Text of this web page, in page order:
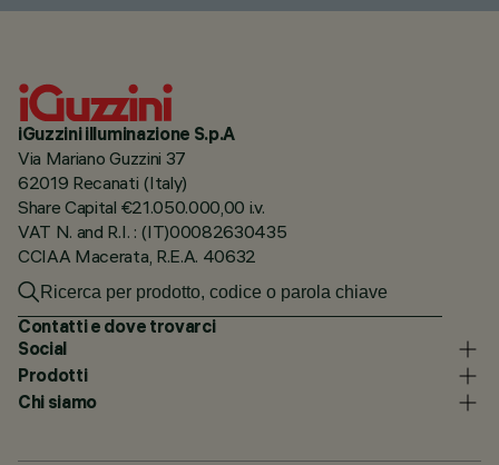
iGuzzini illuminazione S.p.A
Via Mariano Guzzini 37
62019 Recanati (Italy)
Share Capital €21.050.000,00 i.v.
VAT N. and R.I. : (IT)00082630435
CCIAA Macerata, R.E.A. 40632
Contatti e dove trovarci
Social
Prodotti
Chi siamo